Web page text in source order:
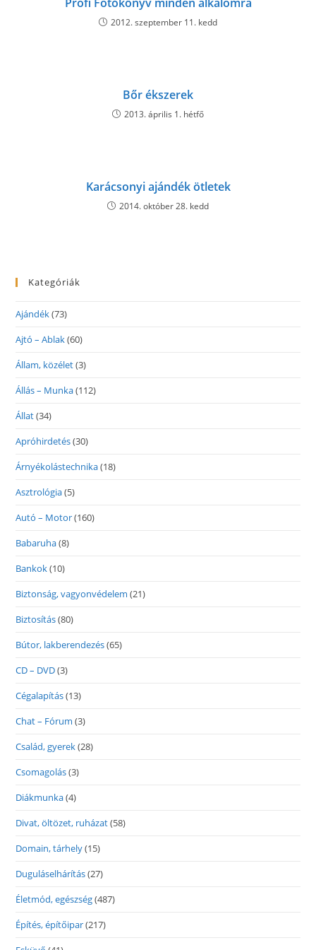
2012. szeptember 11. kedd
Bőr ékszerek
2013. április 1. hétfő
Karácsonyi ajándék ötletek
2014. október 28. kedd
Kategóriák
Ajándék(73)
Ajtó – Ablak(60)
Állam, közélet(3)
Állás – Munka(112)
Állat(34)
Apróhirdetés(30)
Árnyékolástechnika(18)
Asztrológia(5)
Autó – Motor(160)
Babaruha(8)
Bankok(10)
Biztonság, vagyonvédelem (21)
Biztosítás(80)
Bútor, lakberendezés(65)
CD – DVD(3)
Cégalapítás(13)
Chat – Fórum (3)
Család, gyerek(28)
Csomagolás(3)
Diákmunka(4)
Divat, öltözet, ruházat(58)
Domain, tárhely(15)
Duguláselhárítás(27)
Életmód, egészség(487)
Építés, építőipar(217)